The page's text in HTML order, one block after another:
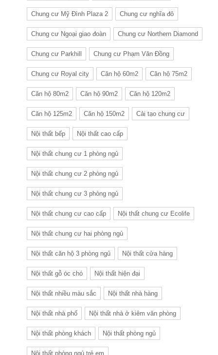
Chung cư Mỹ Đình Plaza 2 Chung cư nghĩa đô
Chung cư Ngoại giao đoàn Chung cư Northern Diamond
Chung cư Parkhill Chung cư Phạm Văn Đồng
Chung cư Royal city Căn hộ 60m2 Căn hộ 75m2
Căn hộ 80m2 Căn hộ 90m2 Căn hộ 120m2
Căn hộ 125m2 Căn hộ 150m2 Cải tạo chung cư
Nội thất bếp Nội thất cao cấp
Nội thất chung cư 1 phòng ngủ
Nội thất chung cư 2 phòng ngủ
Nội thất chung cư 3 phòng ngủ
Nội thất chung cư cao cấp Nội thất chung cư Ecolife
Nội thất chung cư hai phòng ngủ
Nội thất căn hộ 3 phòng ngủ Nội thất cửa hàng
Nội thất gỗ óc chó Nội thất hiện đại
Nội thất nhiều màu sắc Nội thất nhà hàng
Nội thất nhà phố Nội thất nhà ở kiêm văn phòng
Nội thất phòng khách Nội thất phòng ngủ
Nội thất phòng ngủ trẻ em